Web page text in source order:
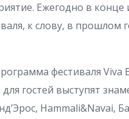
Ежегодно в
к слову, в
фестиваля Viva
гостей выступят
Hammali&Navai,